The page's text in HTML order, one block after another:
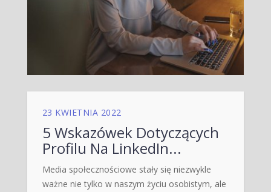
23 KWIETNIA 2022
5 Wskazówek Dotyczących
Profilu Na LinkedIn...
Media społecznościowe stały się niezwykle
ważne nie tylko w naszym życiu osobistym, ale